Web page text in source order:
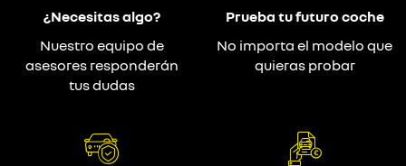
¿Necesitas algo?
Nuestro equipo de
asesores responderán
tus dudas
Prueba tu futuro coche
No importa el modelo que
quieras probar